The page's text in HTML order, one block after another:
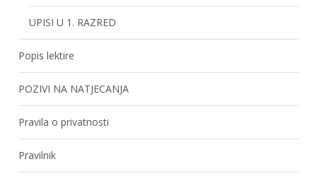
UPISI U 1. RAZRED
Popis lektire
POZIVI NA NATJECANJA
Pravila o privatnosti
Pravilnik